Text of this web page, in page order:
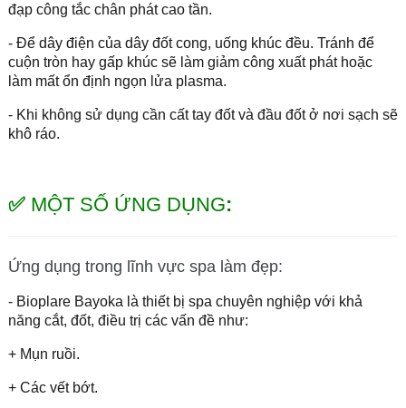
đạp công tắc chân phát cao tần.
- Để dây điện của dây đốt cong, uống khúc đều. Tránh để
cuộn tròn hay gấp khúc sẽ làm giảm công xuất phát hoặc
làm mất ổn định ngọn lửa plasma.
- Khi không sử dụng cần cất tay đốt và đầu đốt ở nơi sạch sẽ
khô ráo.
✅ MỘT SỐ ỨNG DỤNG:
Ứng dụng trong lĩnh vực spa làm đẹp:
- Bioplare Bayoka là thiết bị spa chuyên nghiệp với khả
năng cắt, đốt, điều trị các vấn đề như:
+ Mụn ruồi.
+ Các vết bớt.